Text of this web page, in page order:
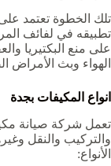
تلك الخطوة تعتمد
تطبيقه في لفائف
على منع البكتيريا
الهواء وبث الأمراض
انواع المكيفات بجدة
تعمل شركة صيانة
والتركيب والنقل
الأنواع: